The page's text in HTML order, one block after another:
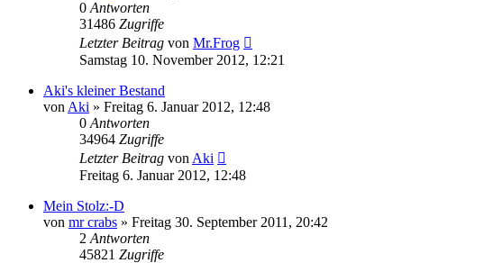
0 Antworten
31486 Zugriffe
Letzter Beitrag von Mr.Frog
Samstag 10. November 2012, 12:21
Aki's kleiner Bestand
von Aki » Freitag 6. Januar 2012, 12:48
0 Antworten
34964 Zugriffe
Letzter Beitrag von Aki
Freitag 6. Januar 2012, 12:48
Mein Stolz:-D
von mr crabs » Freitag 30. September 2011, 20:42
2 Antworten
45821 Zugriffe